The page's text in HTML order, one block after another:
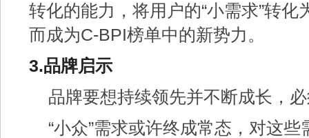
转化的能力，将用户的“小需求”转化
而成为C-BPI榜单中的新势力。
3.品牌启示
品牌要想持续领先并不断成长，
“小众”需求或许终成常态，对这